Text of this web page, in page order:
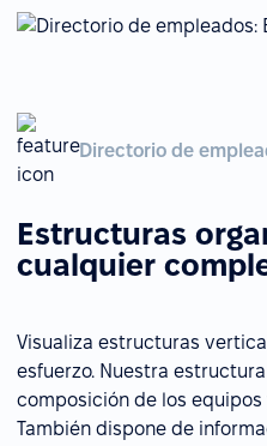
Directorio de
Estructuras
cualquier
Visualiza estructuras
esfuerzo. Nuestra
composición de los
También dispone de